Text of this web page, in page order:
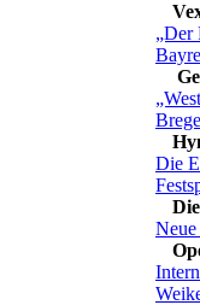
„Der
Die